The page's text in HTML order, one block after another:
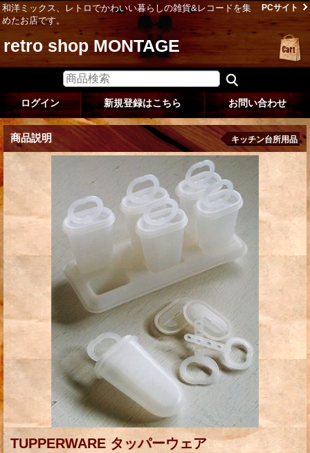
和洋ミックス、レトロでかわいい暮らしの雑貨&レコードを集
めたお店です。
PCサイト
retro shop MONTAGE
ログイン 新規登録はこちら お問い合わせ
商品説明 キッチン台所用品
TUPPERWARE タッパーウェア